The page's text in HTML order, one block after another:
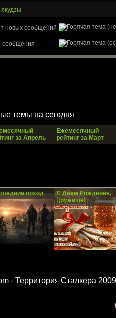
новых сообщений
сообщения
темы на сегодня
за Апрель
Ежемесячный
рейтинг за Март
поход
С Днём Рождения,
дружище!
- Территория Сталкера